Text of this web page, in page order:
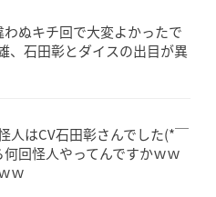
ぬキチ回で大変よかったで
、石田彰とダイスの出目が異
人はCV石田彰さんでした(*￣
回怪人やってんですかｗｗ
ｗ